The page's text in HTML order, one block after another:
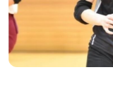
大学紹介
広島国際大学
入試情報
授業について
行事予定表
広国ポータル
広国LMS（
学業（履修につ
履修申請要領
学業（その他）